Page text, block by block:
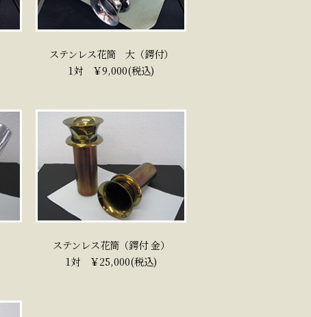
ステンレス花筒 大（鍔付）
1対 ￥9,000(税込)
ステンレス花筒（鍔付 金）
1対 ￥25,000(税込)